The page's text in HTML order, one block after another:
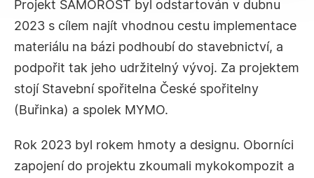
Projekt SAMOROST byl odstartován v dubnu
2023 s cílem najít vhodnou cestu implementace
materiálu na bázi podhoubí do stavebnictví, a
podpořit tak jeho udržitelný vývoj. Za projektem
stojí Stavební spořitelna České spořitelny
(Buřinka) a spolek MYMO.
Rok 2023 byl rokem hmoty a designu. Oborníci
zapojení do projektu zkoumali mykokompozit a